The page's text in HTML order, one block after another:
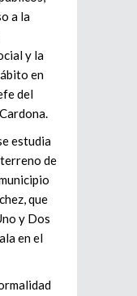
a la
y la
en
del
estudia
de
que
y Dos
en el